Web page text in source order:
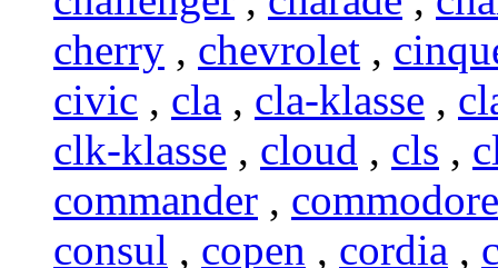
cherry , chevrolet ,
civic , cla , cla-klasse ,
clk-klasse , cloud , cls ,
commander , commodore
consul , copen , cordia ,